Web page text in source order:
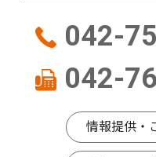
042-
042-
情報提供・